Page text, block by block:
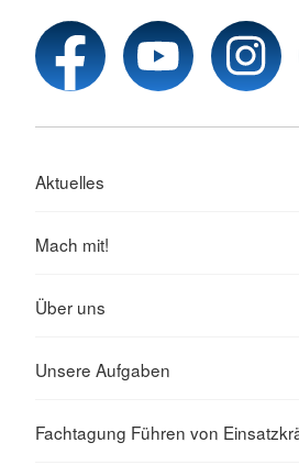
Aktuelles
Mach mit!
Über uns
Unsere Aufgaben
Fachtagung Führen von